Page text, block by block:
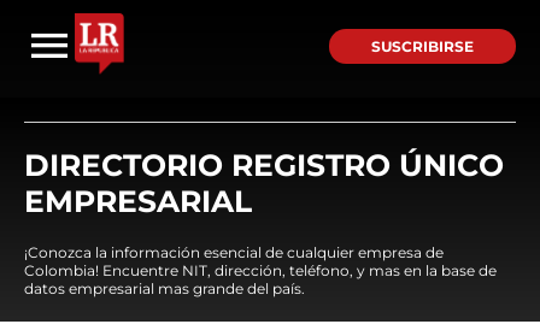
SUSCRIBIRSE
DIRECTORIO REGISTRO ÚNICO
EMPRESARIAL
¡Conozca la información esencial de cualquier empresa de
Colombia! Encuentre NIT, dirección, teléfono, y mas en la base de
datos empresarial mas grande del país.